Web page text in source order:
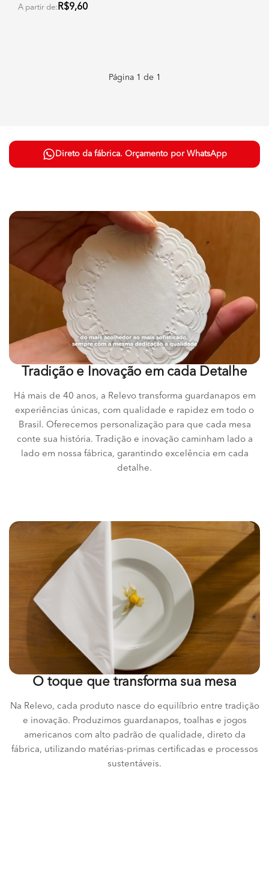
A partir de: R$9,60
Página 1 de 1
Direto da fábrica. Orçamento por WhatsApp
Tradição e Inovação em cada Detalhe
Há mais de 40 anos, a Relevo transforma guardanapos em
experiências únicas, com qualidade e rapidez em todo o
Brasil. Oferecemos personalização para que cada mesa
conte sua história. Tradição e inovação caminham lado a
lado em nossa fábrica, garantindo excelência em cada
detalhe.
O toque que transforma sua mesa
Na Relevo, cada produto nasce do equilíbrio entre tradição
e inovação. Produzimos guardanapos, toalhas e jogos
americanos com alto padrão de qualidade, direto da
fábrica, utilizando matérias-primas certificadas e processos
sustentáveis.